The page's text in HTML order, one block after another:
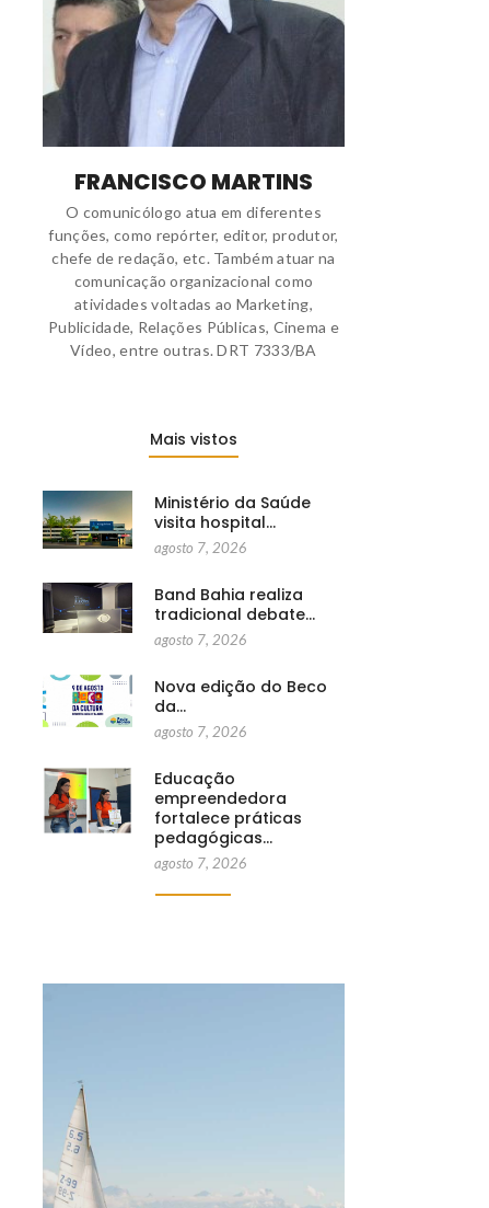
FRANCISCO MARTINS
O comunicólogo atua em diferentes
funções, como repórter, editor, produtor,
chefe de redação, etc. Também atuar na
comunicação organizacional como
atividades voltadas ao Marketing,
Publicidade, Relações Públicas, Cinema e
Vídeo, entre outras. DRT 7333/BA
Mais vistos
Ministério da Saúde
visita hospital…
agosto 7, 2026
Band Bahia realiza
tradicional debate…
agosto 7, 2026
Nova edição do Beco
da…
agosto 7, 2026
Educação
empreendedora
fortalece práticas
pedagógicas…
agosto 7, 2026